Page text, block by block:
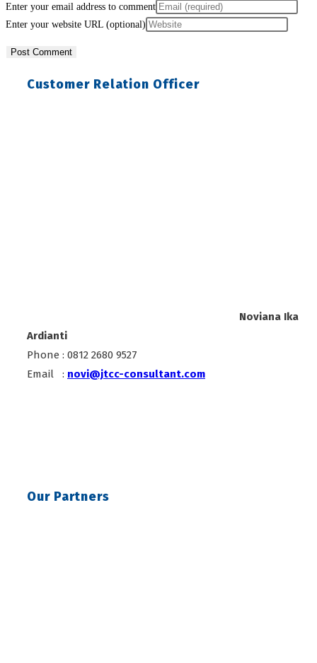
Enter your email address to comment
Enter your website URL (optional)
Customer Relation Officer
Noviana Ika
Ardianti
Phone : 0812 2680 9527
Email : novi@jtcc-consultant.com
Our Partners